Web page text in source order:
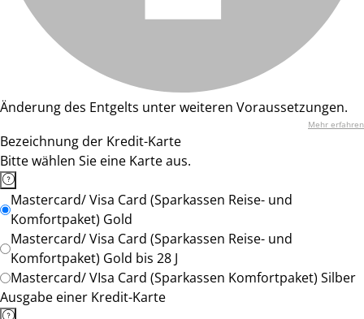
Änderung des Entgelts unter weiteren Voraussetzungen.
Mehr erfahren
Bezeichnung der Kredit-Karte
Bitte wählen Sie eine Karte aus.
Mastercard/ Visa Card (Sparkassen Reise- und
Komfortpaket) Gold
Mastercard/ Visa Card (Sparkassen Reise- und
Komfortpaket) Gold bis 28 J
Mastercard/ VIsa Card (Sparkassen Komfortpaket) Silber
Ausgabe einer Kredit-Karte